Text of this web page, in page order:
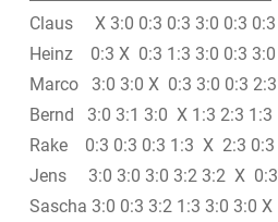
Claus X 3:0 0:3 0:3 3:0 0:3 0:3
Heinz 0:3 X 0:3 1:3 3:0 0:3 3:0
Marco 3:0 3:0 X 0:3 3:0 0:3 2:3
Bernd 3:0 3:1 3:0 X 1:3 2:3 1:3
Rake 0:3 0:3 0:3 1:3 X 2:3 0:3
Jens 3:0 3:0 3:0 3:2 3:2 X 0:3
Sascha 3:0 0:3 3:2 1:3 3:0 3:0 X